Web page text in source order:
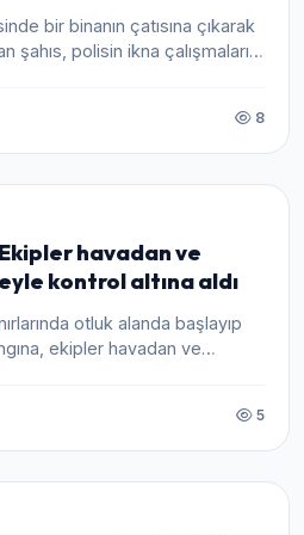
bir binanın çatısına çıkarak
şahıs, polisin ikna çalışmaları
8
havadan ve
kontrol altına aldı
otluk alanda başlayıp
ekipler havadan ve
5